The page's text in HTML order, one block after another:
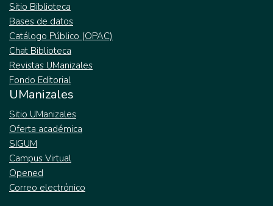
Sitio Biblioteca
Bases de datos
Catálogo Público (OPAC)
Chat Biblioteca
Revistas UManizales
Fondo Editorial
UManizales
Sitio UManizales
Oferta académica
SIGUM
Campus Virtual
Opened
Correo electrónico